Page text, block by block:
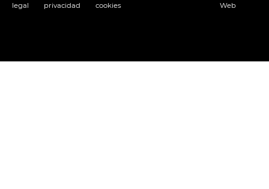
legal
privacidad
cookies
Web